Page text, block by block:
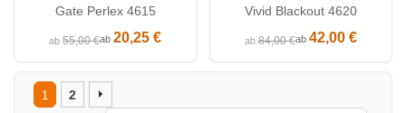
Gate Perlex 4615
ab55,00 €ab20,25 €
Vivid Blackout 4620
ab84,00 €ab 42,00 €
1 2